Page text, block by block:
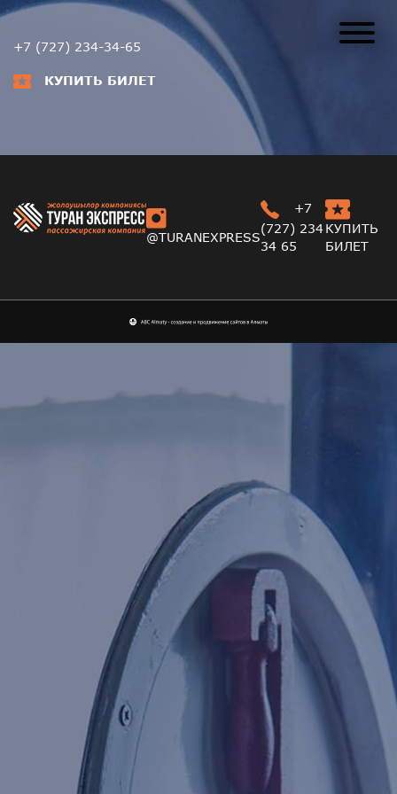
+7 (727) 234-34-65
КУПИТЬ БИЛЕТ
@TURANEXPRESS
+7
(727) 234
34 65
КУПИТЬ
БИЛЕТ